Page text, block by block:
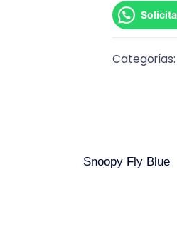
Snoopy Fly Blue